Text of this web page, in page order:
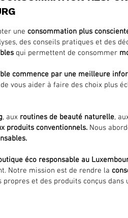
une consommation plus
des conseils pratiques et des
qui permettent de consommer
commence par une meilleure
vous aider à faire des choix plus
, aux routines de beauté naturelle,
produits conventionnels. Nous
éco responsable au
Notre mission est de rendre la
et des produits conçus dans